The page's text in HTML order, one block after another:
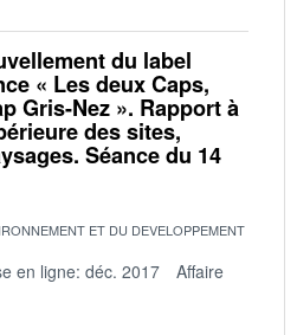
du label
« Les deux Caps,
Gris-Nez ». Rapport à
des sites,
Séance du 14
ET DU DEVELOPPEMENT
en ligne: déc. 2017
Affaire